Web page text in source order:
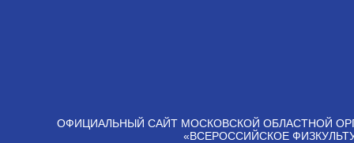
ОФИЦИАЛЬНЫЙ САЙТ МОСКОВСКОЙ ОБЛАСТНОЙ
«ВСЕРОССИЙСКОЕ